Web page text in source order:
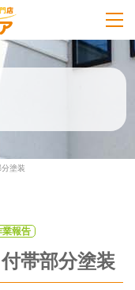
塗装
業報告
帯部分塗装